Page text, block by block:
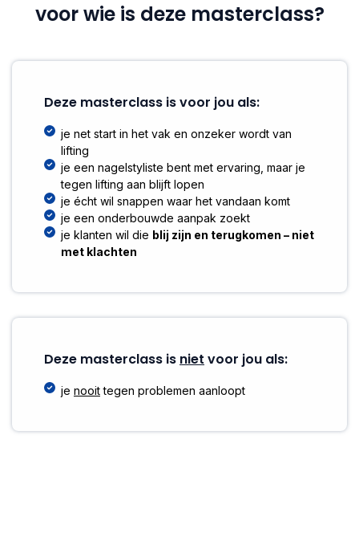
voor wie is deze masterclass?
Deze masterclass is voor jou als:
je net start in het vak en onzeker wordt van
lifting
je een nagelstyliste bent met ervaring, maar je
tegen lifting aan blijft lopen
je écht wil snappen waar het vandaan komt
je een onderbouwde aanpak zoekt
je klanten wil die blij zijn en terugkomen – niet
met klachten
Deze masterclass is niet voor jou als:
je nooittegen problemen aanloopt